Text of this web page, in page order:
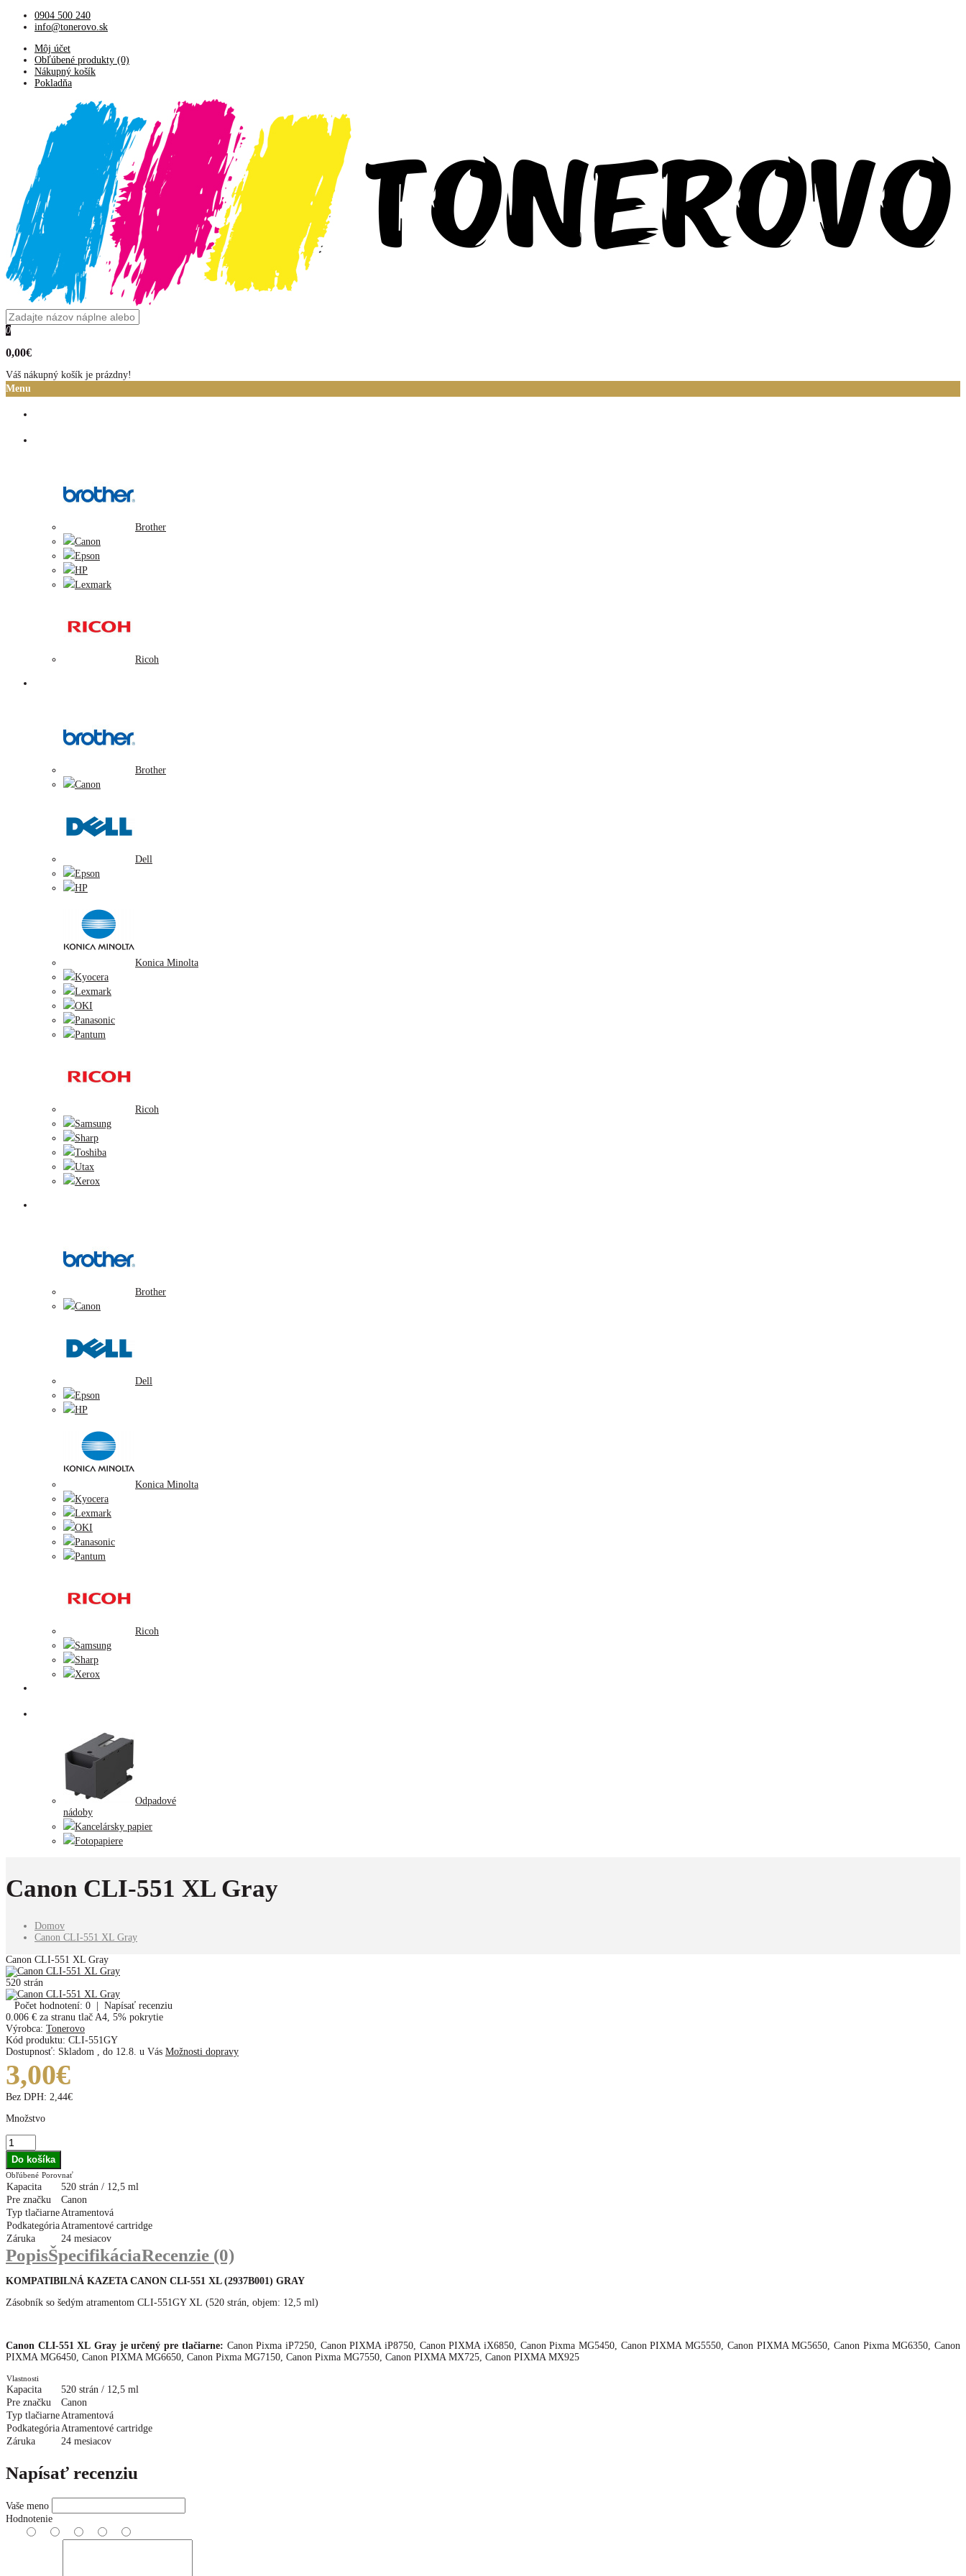
0904 500 240
info@tonerovo.sk
Môj účet
Obľúbené produkty (0)
Nákupný košík
Pokladňa
0
0,00€
Váš nákupný košík je prázdny!
Menu
Brother
Canon
Epson
HP
Lexmark
Ricoh
Brother
Canon
Dell
Epson
HP
Konica Minolta
Kyocera
Lexmark
OKI
Panasonic
Pantum
Ricoh
Samsung
Sharp
Toshiba
Utax
Xerox
Brother
Canon
Dell
Epson
HP
Konica Minolta
Kyocera
Lexmark
OKI
Panasonic
Pantum
Ricoh
Samsung
Sharp
Xerox
Odpadové
nádoby
Kancelársky papier
Fotopapiere
Canon CLI-551 XL Gray
Domov
Canon CLI-551 XL Gray
Canon CLI-551 XL Gray
520 strán
Počet hodnotení: 0
Napísať recenziu
0.006 € za stranu tlač A4, 5% pokrytie
Výrobca: Tonerovo
Kód produktu: CLI-551GY
Dostupnosť: Skladom do 12.8. u Vás Možnosti dopravy
3,00€
Bez DPH: 2,44€
Množstvo
Obľúbené Porovnať
Kapacita
520 strán / 12,5 ml
Pre značku
Canon
Typ tlačiarne Atramentová
Podkategória Atramentové cartridge
Záruka
24 mesiacov
PopisŠpecifikáciaRecenzie (0)
KOMPATIBILNÁ KAZETA CANON CLI-551 XL (2937B001) GRAY
Zásobník so šedým atramentom CLI-551GY XL (520 strán, objem: 12,5 ml)
Canon CLI-551 XL Gray je určený pre tlačiarne: Canon Pixma iP7250, Canon PIXMA iP8750, Canon PIXMA iX6850, Canon Pixma MG5450, Canon PIXMA MG5550, Canon PIXMA MG5650, Canon Pixma MG6350, Canon
PIXMA MG6450, Canon PIXMA MG6650, Canon Pixma MG7150, Canon Pixma MG7550, Canon PIXMA MX725, Canon PIXMA MX925
Vlastnosti
Kapacita
520 strán / 12,5 ml
Pre značku
Canon
Typ tlačiarne Atramentová
Podkategória Atramentové cartridge
Záruka
24 mesiacov
Napísať recenziu
Vaše meno
Hodnotenie